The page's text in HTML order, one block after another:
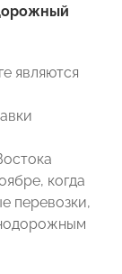
являются
когда
перевозки,